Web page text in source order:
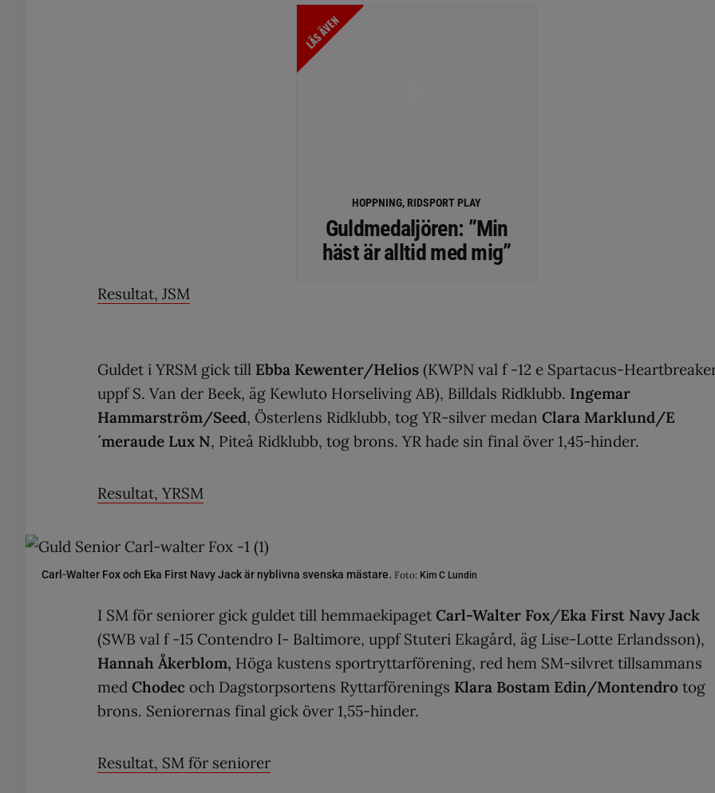
LÄS ÄVEN
HOPPNING, RIDSPORT PLAY
Guldmedaljören: ”Min
häst är alltid med mig”
Resultat, JSM
Guldet i YRSM gick till Ebba Kewenter/Helios (KWPN val f -12 e Spartacus-
uppf S. Van der Beek, äg Kewluto Horseliving AB), Billdals Ridklubb. Ingemar
Hammarström/Seed, Österlens Ridklubb, tog YR-silver medan Clara Marklund/E
´meraude Lux N, Piteå Ridklubb, tog brons. YR hade sin final över 1,45-hinder.
Resultat, YRSM
Carl-Walter Fox och Eka First Navy Jack är nyblivna svenska mästare. Foto: Kim C Lundin
I SM för seniorer gick guldet till hemmaekipaget Carl-Walter Fox/Eka First Navy Jack
(SWB val f -15 Contendro I- Baltimore, uppf Stuteri Ekagård, äg Lise-Lotte Erlandsson),
Hannah Åkerblom, Höga kustens sportryttarförening, red hem SM-silvret tillsammans
med Chodec och Dagstorpsortens Ryttarförenings Klara Bostam Edin/Montendro tog
brons. Seniorernas final gick över 1,55-hinder.
Resultat, SM för seniorer